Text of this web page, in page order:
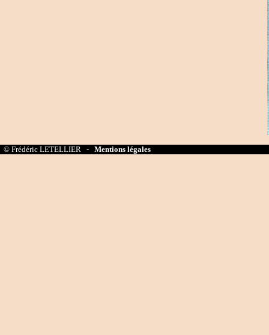
© Frédéric LETELLIER - Mentions légales